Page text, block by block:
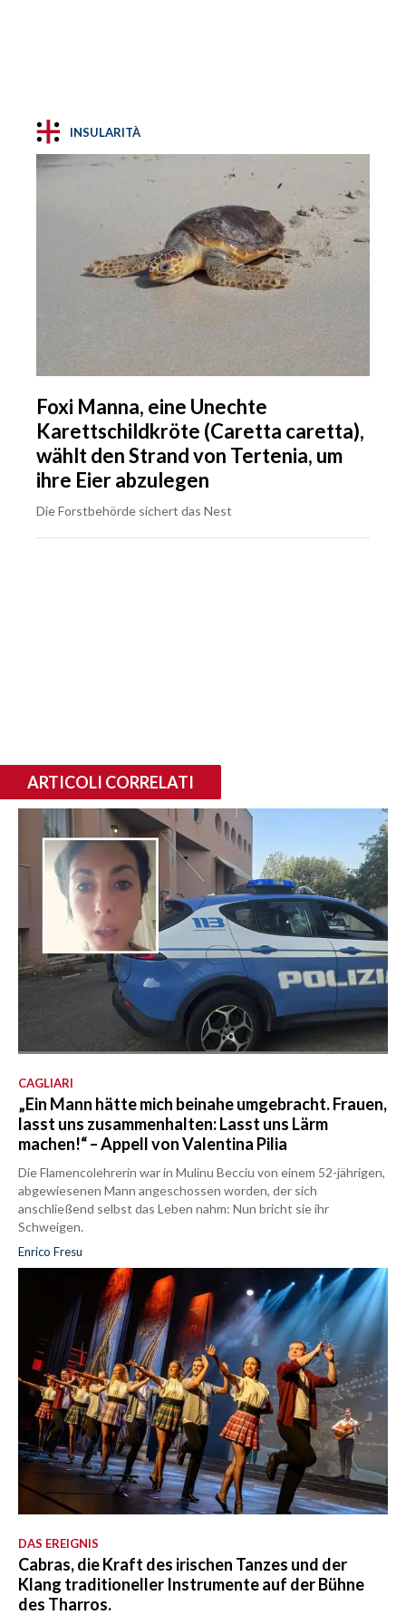
INSULARITÀ
Foxi Manna, eine Unechte
Karettschildkröte (Caretta caretta),
wählt den Strand von Tertenia, um
ihre Eier abzulegen
Die Forstbehörde sichert das Nest
ARTICOLI CORRELATI
CAGLIARI
„Ein Mann hätte mich beinahe umgebracht. Frauen,
lasst uns zusammenhalten: Lasst uns Lärm
machen!“ – Appell von Valentina Pilia
Die Flamencolehrerin war in Mulinu Becciu von einem 52-jährigen,
abgewiesenen Mann angeschossen worden, der sich
anschließend selbst das Leben nahm: Nun bricht sie ihr
Schweigen.
Enrico Fresu
DAS EREIGNIS
Cabras, die Kraft des irischen Tanzes und der
Klang traditioneller Instrumente auf der Bühne
des Tharros.